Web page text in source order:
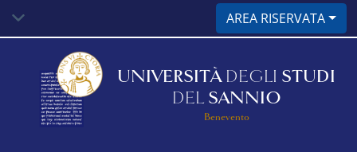
contenuto
AREA RISERVATA
UNIVERSITÀ DEGLI STUDI
DEL SANNIO
Benevento